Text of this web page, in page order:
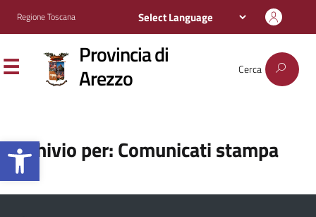
Apri la barra degli strumenti
Regione Toscana
Provincia di
Arezzo Cerca
Archivio per: Comunicati stampa